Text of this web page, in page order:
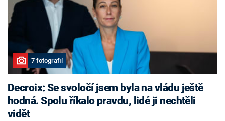
7 fotografií
Decroix: Se svoločí jsem byla na vládu ještě
hodná. Spolu říkalo pravdu, lidé ji nechtěli
vidět